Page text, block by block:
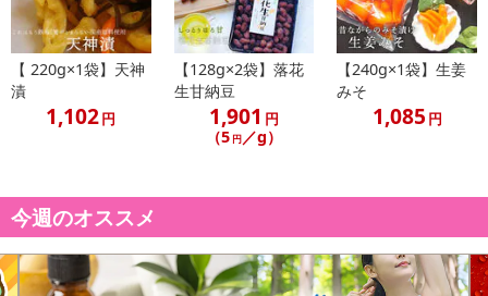
【 220g×1袋】天神
漬
1,102円
【128g×2袋】落花
生甘納豆
1,901 円
（5 円／g）
【240g×1袋】生姜
みそ
1,085 円
今週のオススメ